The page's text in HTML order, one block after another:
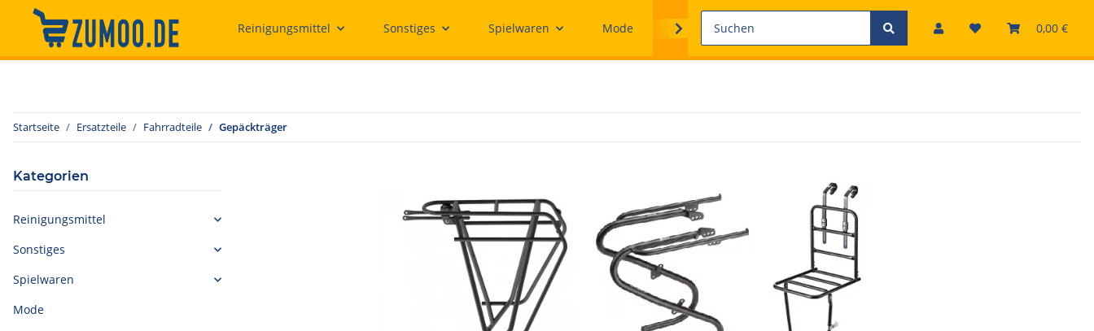
0,00 €
Reinigungsmittel Sonstiges Spielwaren Mode Ersatzteile
Startseite Ersatzteile Fahrradteile Gepäckträger
Kategorien
Reinigungsmittel
Sonstiges
Spielwaren
Mode